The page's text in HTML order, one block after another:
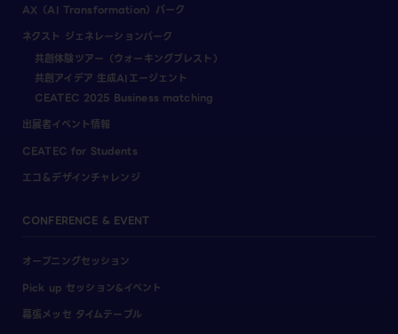
AX（AI Transformation）パーク
ネクスト ジェネレーションパーク
共創体験ツアー（ウォーキングブレスト）
共創アイデア 生成AIエージェント
CEATEC 2025 Business matching
出展者イベント情報
CEATEC for Students
エコ＆デザインチャレンジ
CONFERENCE & EVENT
オープニングセッション
Pick up セッション&イベント
幕張メッセ タイムテーブル